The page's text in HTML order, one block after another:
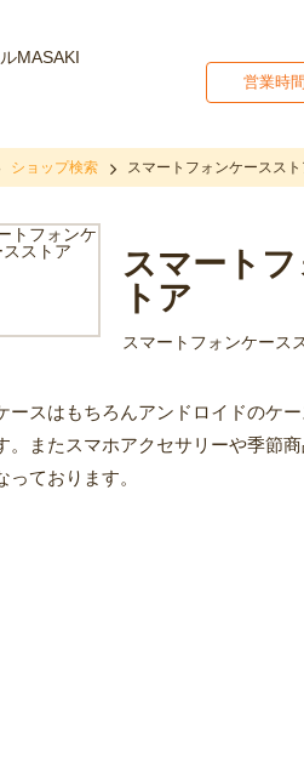
営業時間
ショップ検索 スマートフォンケーススト
スマート
トア
スマートフォンケース
ースはもちろんアンドロイドのケ
。またスマホアクセサリーや季節
っております。